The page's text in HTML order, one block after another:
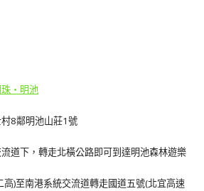
珠‧明池
8鄰明池山莊1號
道下，轉走北橫公路即可到達明池森林遊樂
)至南港系統交流道轉走國道五號(北宜高速